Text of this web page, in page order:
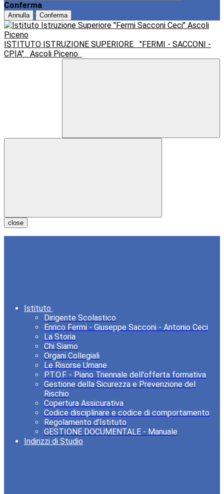
Conferma
Annulla Conferma
ISTITUTO ISTRUZIONE SUPERIORE
"FERMI - SACCONI -
CPIA"
Ascoli Piceno
close
Istituto
Dirigente Scolastico
Enrico Fermi - Giuseppe Sacconi - Antonio Ceci
La Storia
Chi Siamo
Organi Collegiali
Le Risorse Umane
P.T.O.F. - Piano Triennale dell'offerta formativa
Gestione della Sicurezza e Prevenzione del
Rischio
Copertura Assicurativa
Codice disciplinare e codice di comportamento
Regolamento d'Istituto
GESTIONE DOCUMENTALE - Manuale
Indirizzi di Studio